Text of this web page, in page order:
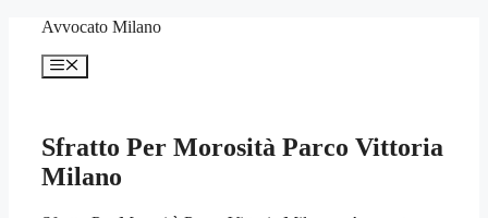
contenuto
Avvocato Milano
Menu
Sfratto Per Morosità Parco Vittoria
Milano